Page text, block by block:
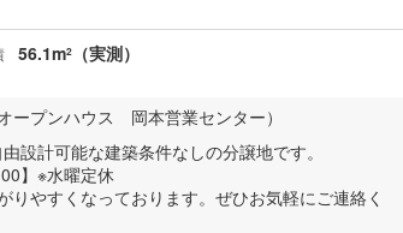
56.1m2 （実測）
ープンハウス 岡本営業センター）
設計可能な建築条件なしの分譲地です。
】※水曜定休
りやすくなっております。ぜひお気軽にご連絡く